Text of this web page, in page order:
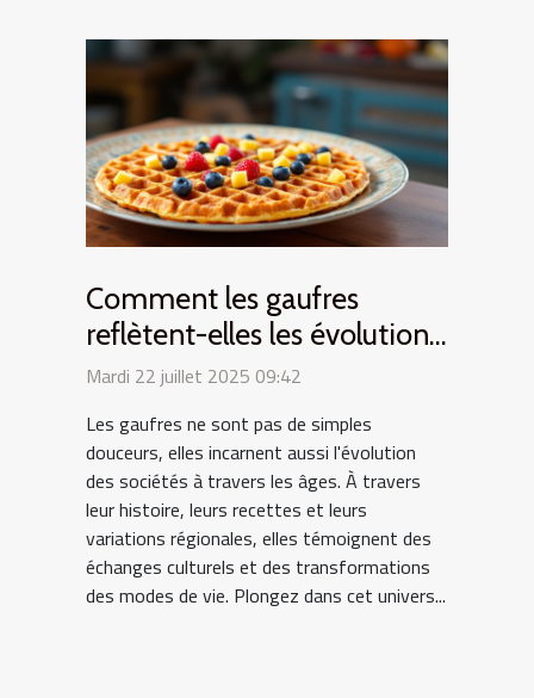
Comment les gaufres
reflètent-elles les évolutions
culturelles ?
Mardi 22 juillet 2025 09:42
Les gaufres ne sont pas de simples
douceurs, elles incarnent aussi l'évolution
des sociétés à travers les âges. À travers
leur histoire, leurs recettes et leurs
variations régionales, elles témoignent des
échanges culturels et des transformations
des modes de vie. Plongez dans cet univers...